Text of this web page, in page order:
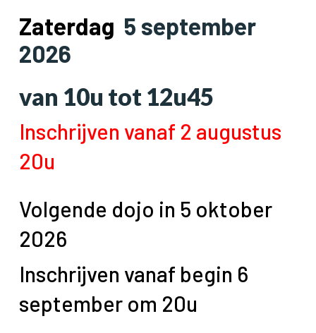
Zaterdag 5 september
2026
van 10u tot 12u45
Inschrijven vanaf 2 augustus
20u
Volgende dojo in 5 oktober
2026
Inschrijven vanaf begin 6
september om 20u